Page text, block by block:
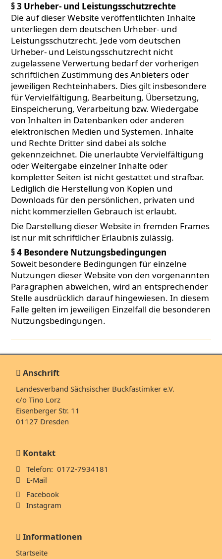
§ 3 Urheber- und Leistungsschutzrechte
Die auf dieser Website veröffentlichten Inhalte
unterliegen dem deutschen Urheber- und
Leistungsschutzrecht. Jede vom deutschen
Urheber- und Leistungsschutzrecht nicht
zugelassene Verwertung bedarf der vorherigen
schriftlichen Zustimmung des Anbieters oder
jeweiligen Rechteinhabers. Dies gilt insbesondere
für Vervielfältigung, Bearbeitung, Übersetzung,
Einspeicherung, Verarbeitung bzw. Wiedergabe
von Inhalten in Datenbanken oder anderen
elektronischen Medien und Systemen. Inhalte
und Rechte Dritter sind dabei als solche
gekennzeichnet. Die unerlaubte Vervielfältigung
oder Weitergabe einzelner Inhalte oder
kompletter Seiten ist nicht gestattet und strafbar.
Lediglich die Herstellung von Kopien und
Downloads für den persönlichen, privaten und
nicht kommerziellen Gebrauch ist erlaubt.
Die Darstellung dieser Website in fremden Frames
ist nur mit schriftlicher Erlaubnis zulässig.
§ 4 Besondere Nutzungsbedingungen
Soweit besondere Bedingungen für einzelne
Nutzungen dieser Website von den vorgenannten
Paragraphen abweichen, wird an entsprechender
Stelle ausdrücklich darauf hingewiesen. In diesem
Falle gelten im jeweiligen Einzelfall die besonderen
Nutzungsbedingungen.
Anschrift
Landesverband Sächsischer Buckfastimker e.V.
c/o Tino Lorz
Eisenberger Str. 11
01127 Dresden
Kontakt
Telefon: 0172-7934181
E-Mail
Facebook
Instagram
Informationen
Navigation
Startseite